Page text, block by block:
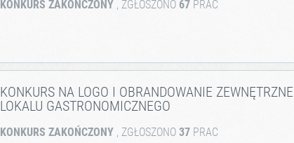
KONKURS ZAKOŃCZONY , ZGŁOSZONO 67 PRAC
KONKURS NA LOGO I OBRANDOWANIE ZEWNĘTRZNE
LOKALU GASTRONOMICZNEGO
KONKURS ZAKOŃCZONY , ZGŁOSZONO 37 PRAC